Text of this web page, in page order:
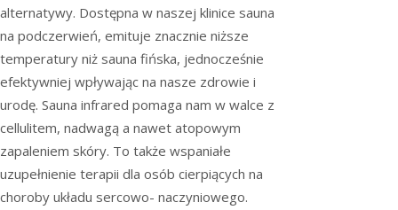
alternatywy. Dostępna w naszej klinice sauna
na podczerwień, emituje znacznie niższe
temperatury niż sauna fińska, jednocześnie
efektywniej wpływając na nasze zdrowie i
urodę. Sauna infrared pomaga nam w walce z
cellulitem, nadwagą a nawet atopowym
zapaleniem skóry. To także wspaniałe
uzupełnienie terapii dla osób cierpiących na
choroby układu sercowo- naczyniowego.